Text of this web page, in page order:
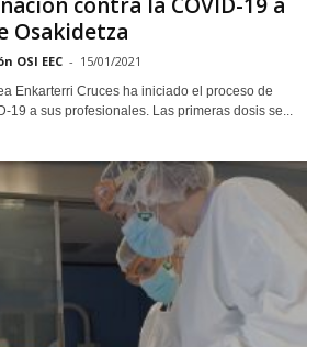
Osakidetza
OSI EEC - 15/01/2021
Enkarterri Cruces ha iniciado el proceso de
19 a sus profesionales. Las primeras dosis se...